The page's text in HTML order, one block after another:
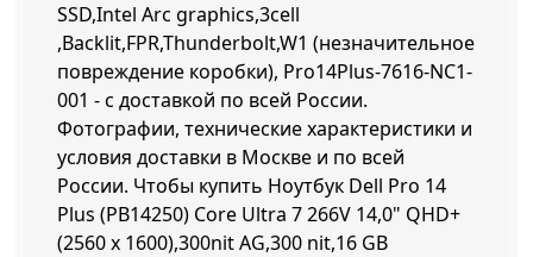
SSD,Intel Arc graphics,3cell
,Backlit,FPR,Thunderbolt,W1 (незначительное
повреждение коробки), Pro14Plus-7616-NC1-
001 - с доставкой по всей России.
Фотографии, технические характеристики и
условия доставки в Москве и по всей
России. Чтобы купить Ноутбук Dell Pro 14
Plus (PB14250) Core Ultra 7 266V 14,0" QHD+
(2560 x 1600),300nit AG,300 nit,16 GB